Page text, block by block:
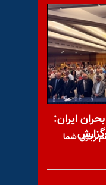
سفید» در
رجوی شما
ایران:
گزارش